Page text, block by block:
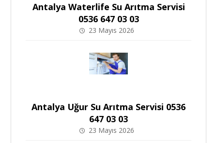
Antalya Waterlife Su Arıtma Servisi
0536 647 03 03
23 Mayıs 2026
Antalya Uğur Su Arıtma Servisi 0536
647 03 03
23 Mayıs 2026